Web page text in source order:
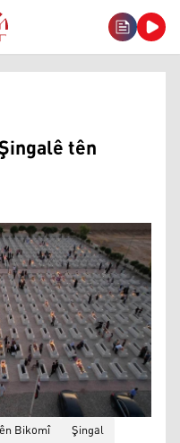
tên
Bikomî Şingal